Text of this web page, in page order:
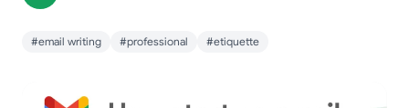
#email writing #professional #etiquette